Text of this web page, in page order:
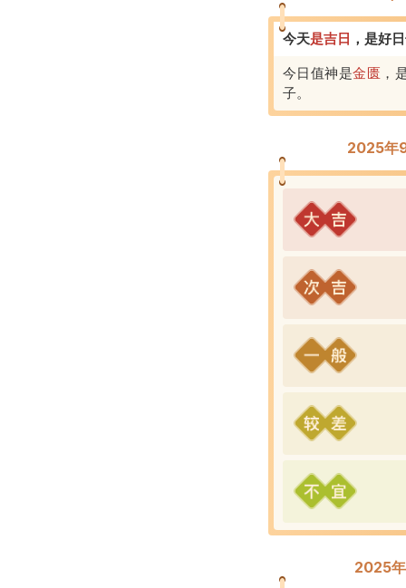
今天是吉 日 ， 是好
今日值神是金匮 ，
子。
2025年
2025